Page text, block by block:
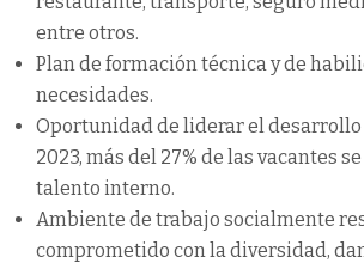
entre otros.
Plan de formación técnica y de
necesidades.
Oportunidad de liderar el
2023, más del 27% de las vacantes
talento interno.
Ambiente de trabajo socialmente
comprometido con la diversidad,